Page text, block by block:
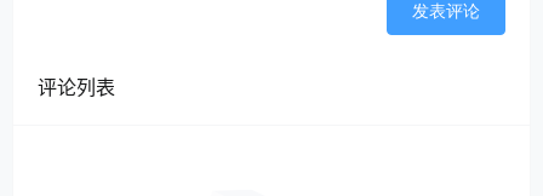
发表评论
评论列表